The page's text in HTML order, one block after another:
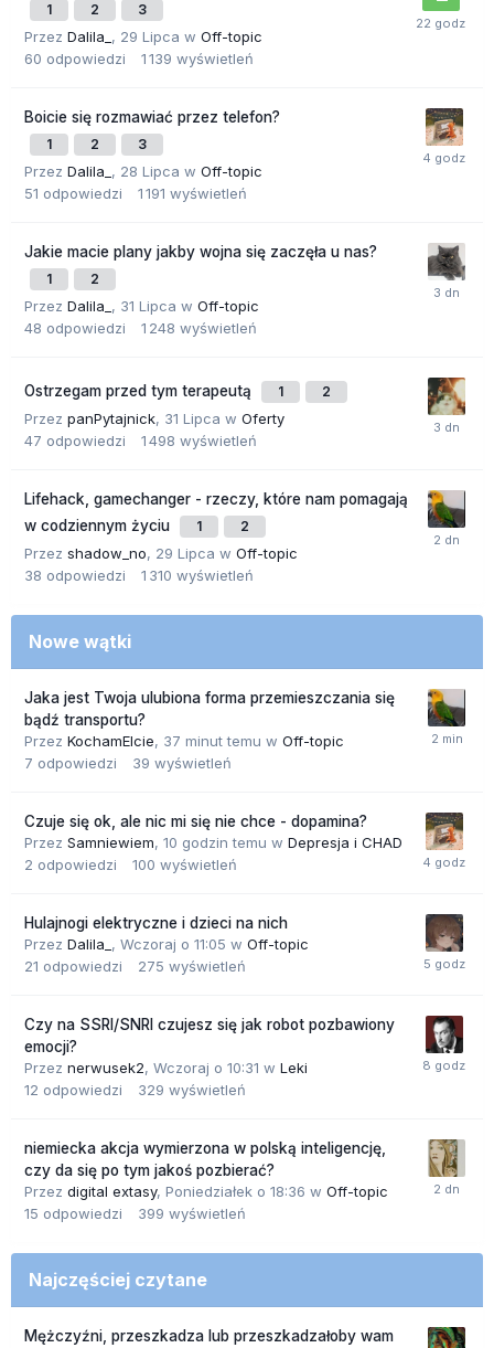
1 2 3
Przez Dalila_ , 29 Lipca w Off-topic
60 odpowiedzi 1 139 wyświetleń
Boicie się rozmawiać przez telefon?
1 2 3
Przez Dalila_ , 28 Lipca w Off-topic
51 odpowiedzi 1 191 wyświetleń
Jakie macie plany jakby wojna się zaczęła u nas?
1 2
Przez Dalila_ , 31 Lipca w Off-topic
48 odpowiedzi 1 248 wyświetleń
Ostrzegam przed tym terapeutą 1 2
Przez panPytajnick, 31 Lipca w Oferty
47 odpowiedzi 1 498 wyświetleń
Lifehack, gamechanger - rzeczy, które nam pomagają
w codziennym życiu
1 2
Przez shadow_no, 29 Lipca w Off-topic
38 odpowiedzi 1 310 wyświetleń
Nowe wątki
Jaka jest Twoja ulubiona forma przemieszczania się
bądź transportu?
Przez KochamElcie, 37 minut temu w Off-topic
7 odpowiedzi 39 wyświetleń
Czuje się ok, ale nic mi się nie chce - dopamina?
Przez Samniewiem, 10 godzin temu w Depresja i CHAD
2 odpowiedzi 100 wyświetleń
Hulajnogi elektryczne i dzieci na nich
Przez Dalila_ , Wczoraj o 11:05 w Off-topic
21 odpowiedzi 275 wyświetleń
Czy na SSRI/SNRI czujesz się jak robot pozbawiony
emocji?
Przez nerwusek2, Wczoraj o 10:31 w Leki
12 odpowiedzi 329 wyświetleń
niemiecka akcja wymierzona w polską inteligencję,
czy da się po tym jakoś pozbierać?
Przez digital extasy, Poniedziałek o 18:36 w Off-topic
15 odpowiedzi 399 wyświetleń
Najczęściej czytane
Mężczyźni, przeszkadza lub przeszkadzałoby wam